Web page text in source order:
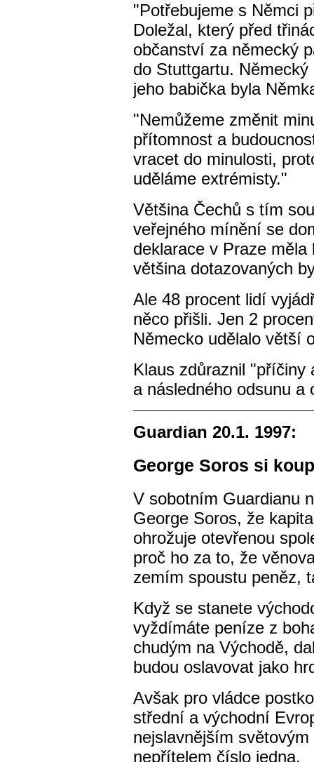
"Potřebujeme s Němci
Doležal, který před
občanství za německý
do Stuttgartu.
jeho babička byla
"Nemůžeme změnit
přítomnost a
vracet do minulosti,
uděláme extrémisty."
Většina Čechů s tím
veřejného mínění se
deklarace v Praze
většina dotazovaných
Ale 48 procent lidí
něco přišli. Jen 2
Německo udělalo větší
Klaus zdůraznil "příčiny
a následného odsunu
Guardian 20.1. 1997:
George Soros si
V sobotním Guardianu
George Soros, že
ohrožuje otevřenou
proč ho za to, že
zemím spoustu peněz,
Když se stanete
vyždímáte peníze z
chudým na Východě,
budou oslavovat jako
Avšak pro vládce
střední a východní
nejslavnějším
nepřítelem číslo jedna.